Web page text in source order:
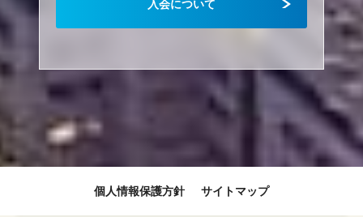
個人情報保護方針 サイトマップ
入会について